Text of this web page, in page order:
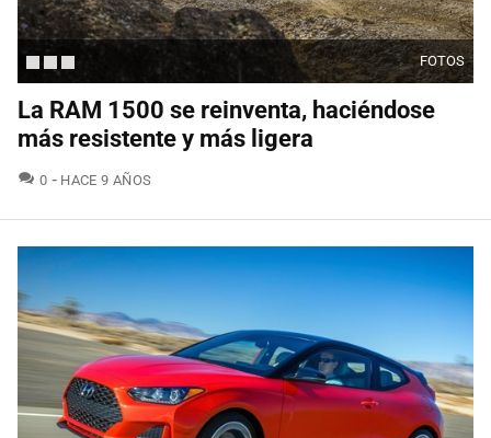
FOTOS
La RAM 1500 se reinventa, haciéndose
más resistente y más ligera
0 COMENTARIOS
HACE 9 AÑOS